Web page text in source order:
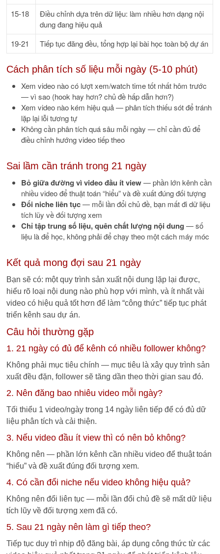
15-18
Điều chỉnh dựa trên dữ liệu: làm nhiều hơn dạng nội
dung đang hiệu quả
19-21
Tiếp tục đăng đều, tổng hợp lại bài học toàn bộ dự án
Cách phân tích số liệu mỗi ngày (5-10 phút)
Xem video nào có lượt xem/watch time tốt nhất hôm trước
— vì sao (hook hay hơn? chủ đề hấp dẫn hơn?)
Xem video nào kém hiệu quả — phân tích thiếu sót để tránh
lặp lại lỗi tương tự
Không cần phân tích quá sâu mỗi ngày — chỉ cần đủ để
điều chỉnh hướng video tiếp theo
Sai lầm cần tránh trong 21 ngày
Bỏ giữa đường vì video đầu ít view— phần lớn kênh cần
nhiều video để thuật toán “hiểu” và đề xuất đúng đối tượng
Đổi niche liên tục— mỗi lần đổi chủ đề, bạn mất đi dữ liệu
tích lũy về đối tượng xem
Chỉ tập trung số liệu, quên chất lượng nội dung — số
liệu là để học, không phải để chạy theo một cách máy móc
Kết quả mong đợi sau 21 ngày
Bạn sẽ có: một quy trình sản xuất nội dung lặp lại được,
hiểu rõ loại nội dung nào phù hợp với mình, và ít nhất vài
video có hiệu quả tốt hơn để làm “công thức” tiếp tục phát
triển kênh sau dự án.
Câu hỏi thường gặp
1. 21 ngày có đủ để kênh có nhiều follower không?
Không phải mục tiêu chính — mục tiêu là xây quy trình sản
xuất đều đặn, follower sẽ tăng dần theo thời gian sau đó.
2. Nên đăng bao nhiêu video mỗi ngày?
Tối thiểu 1 video/ngày trong 14 ngày liên tiếp để có đủ dữ
liệu phân tích và cải thiện.
3. Nếu video đầu ít view thì có nên bỏ không?
Không nên — phần lớn kênh cần nhiều video để thuật toán
“hiểu” và đề xuất đúng đối tượng xem.
4. Có cần đổi niche nếu video không hiệu quả?
Không nên đổi liên tục — mỗi lần đổi chủ đề sẽ mất dữ liệu
tích lũy về đối tượng xem đã có.
5. Sau 21 ngày nên làm gì tiếp theo?
Tiếp tục duy trì nhịp độ đăng bài, áp dụng công thức từ các